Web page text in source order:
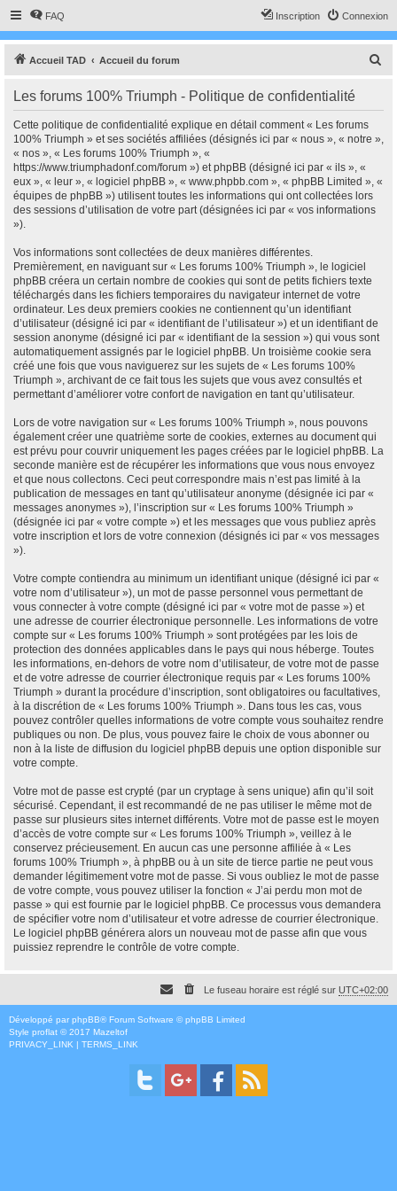
FAQ Connexion
Inscription
Accueil TAD Accueil du forum
e
Les forums 100% Triumph - Politique de confidentialité
Cette politique de confidentialité explique en détail comment « Les forums
100% Triumph » et ses sociétés affiliées (désignés ici par « nous », « notre »,
« nos », « Les forums 100% Triumph », «
https://www.triumphadonf.com/forum ») et phpBB (désigné ici par « ils », «
eux », « leur », « logiciel phpBB », « www.phpbb.com », « phpBB Limited », «
équipes de phpBB ») utilisent toutes les informations qui ont collectées lors
des sessions d’utilisation de votre part (désignées ici par « vos informations
»).
Vos informations sont collectées de deux manières différentes.
Premièrement, en naviguant sur « Les forums 100% Triumph », le logiciel
phpBB créera un certain nombre de cookies qui sont de petits fichiers texte
téléchargés dans les fichiers temporaires du navigateur internet de votre
ordinateur. Les deux premiers cookies ne contiennent qu’un identifiant
d’utilisateur (désigné ici par « identifiant de l’utilisateur ») et un identifiant de
session anonyme (désigné ici par « identifiant de la session ») qui vous sont
automatiquement assignés par le logiciel phpBB. Un troisième cookie sera
créé une fois que vous naviguerez sur les sujets de « Les forums 100%
Triumph », archivant de ce fait tous les sujets que vous avez consultés et
permettant d’améliorer votre confort de navigation en tant qu’utilisateur.
Lors de votre navigation sur « Les forums 100% Triumph », nous pouvons
également créer une quatrième sorte de cookies, externes au document qui
est prévu pour couvrir uniquement les pages créées par le logiciel phpBB. La
seconde manière est de récupérer les informations que vous nous envoyez
et que nous collectons. Ceci peut correspondre mais n’est pas limité à la
publication de messages en tant qu’utilisateur anonyme (désignée ici par «
messages anonymes »), l’inscription sur « Les forums 100% Triumph »
(désignée ici par « votre compte ») et les messages que vous publiez après
votre inscription et lors de votre connexion (désignés ici par « vos messages
»).
Votre compte contiendra au minimum un identifiant unique (désigné ici par «
votre nom d’utilisateur »), un mot de passe personnel vous permettant de
vous connecter à votre compte (désigné ici par « votre mot de passe ») et
une adresse de courrier électronique personnelle. Les informations de votre
compte sur « Les forums 100% Triumph » sont protégées par les lois de
protection des données applicables dans le pays qui nous héberge. Toutes
les informations, en-dehors de votre nom d’utilisateur, de votre mot de passe
et de votre adresse de courrier électronique requis par « Les forums 100%
Triumph » durant la procédure d’inscription, sont obligatoires ou facultatives,
à la discrétion de « Les forums 100% Triumph ». Dans tous les cas, vous
pouvez contrôler quelles informations de votre compte vous souhaitez rendre
publiques ou non. De plus, vous pouvez faire le choix de vous abonner ou
non à la liste de diffusion du logiciel phpBB depuis une option disponible sur
votre compte.
Votre mot de passe est crypté (par un cryptage à sens unique) afin qu’il soit
sécurisé. Cependant, il est recommandé de ne pas utiliser le même mot de
passe sur plusieurs sites internet différents. Votre mot de passe est le moyen
d’accès de votre compte sur « Les forums 100% Triumph », veillez à le
conservez précieusement. En aucun cas une personne affiliée à « Les
forums 100% Triumph », à phpBB ou à un site de tierce partie ne peut vous
demander légitimement votre mot de passe. Si vous oubliez le mot de passe
de votre compte, vous pouvez utiliser la fonction « J’ai perdu mon mot de
passe » qui est fournie par le logiciel phpBB. Ce processus vous demandera
de spécifier votre nom d’utilisateur et votre adresse de courrier électronique.
Le logiciel phpBB générera alors un nouveau mot de passe afin que vous
puissiez reprendre le contrôle de votre compte.
Le fuseau horaire est réglé sur UTC+02:00
Développé par phpBB® Forum Software © phpBB Limited
Style proflat © 2017 Mazeltof
PRIVACY_LINK | TERMS_LINK